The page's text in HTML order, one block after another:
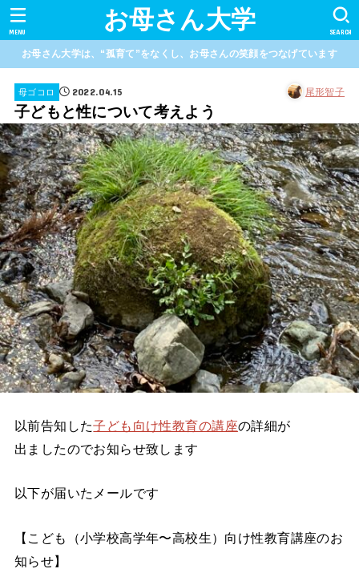
お母さん大学 SEARCH
MENU
お母さん大学は、“孤育て”をなくし、お母さんの笑顔をつなげています
母ゴコロ 2022.04.15 尾形智子
子どもと性について考えよう
以前告知した子ども向け性教育の講座の詳細が
出ましたのでお知らせ致します
以下が届いたメールです
【こども（小学校高学年〜高校生）向け性教育講座のお
知らせ】